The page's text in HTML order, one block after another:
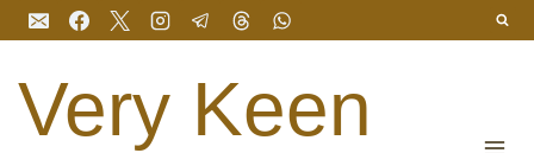
Перейти
до
вмісту
Very Keen